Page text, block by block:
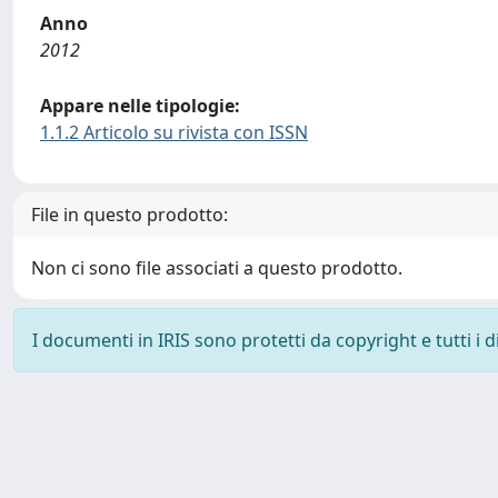
Anno
2012
Appare nelle tipologie:
1.1.2 Articolo su rivista con ISSN
File in questo prodotto:
Non ci sono file associati a questo prodotto.
I documenti in IRIS sono protetti da copyright e tutti i